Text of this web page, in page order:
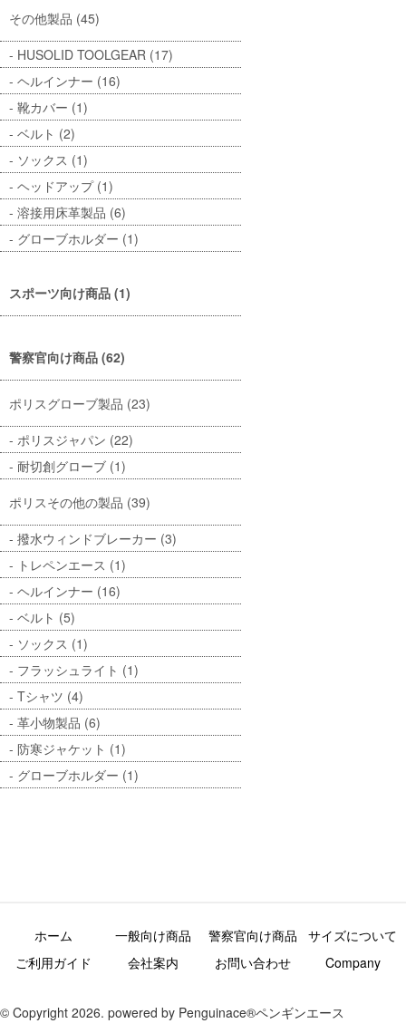
その他製品 (45)
HUSOLID TOOLGEAR (17)
ヘルインナー (16)
靴カバー (1)
ベルト (2)
ソックス (1)
ヘッドアップ (1)
溶接用床革製品 (6)
グローブホルダー (1)
スポーツ向け商品 (1)
警察官向け商品 (62)
ポリスグローブ製品 (23)
ポリスジャパン (22)
耐切創グローブ (1)
ポリスその他の製品 (39)
撥水ウィンドブレーカー (3)
トレペンエース (1)
ヘルインナー (16)
ベルト (5)
ソックス (1)
フラッシュライト (1)
Tシャツ (4)
革小物製品 (6)
防寒ジャケット (1)
グローブホルダー (1)
ホーム 一般向け商品 警察官向け商品
サイズについて
ご利用ガイド
会社案内 お問い合わせ Company
© Copyright 2026. powered by Penguinace®ペンギンエース